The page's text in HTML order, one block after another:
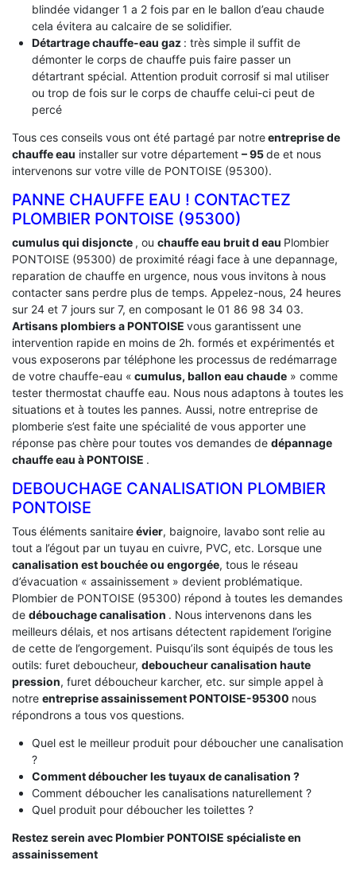
blindée vidanger 1 a 2 fois par en le ballon d’eau chaude
cela évitera au calcaire de se solidifier.
Détartrage chauffe-eau gaz : très simple il suffit de
démonter le corps de chauffe puis faire passer un
détartrant spécial. Attention produit corrosif si mal utiliser
ou trop de fois sur le corps de chauffe celui-ci peut de
percé
Tous ces conseils vous ont été partagé par notreentreprise de
chauffe eau installer sur votre département – 95de et nous
intervenons sur votre ville de PONTOISE (95300).
PANNE CHAUFFE EAU ! CONTACTEZ
PLOMBIER PONTOISE (95300)
cumulus qui disjoncte , ou chauffe eau bruit d eau Plombier
PONTOISE (95300) de proximité réagi face à une depannage,
reparation de chauffe en urgence, nous vous invitons à nous
contacter sans perdre plus de temps. Appelez-nous, 24 heures
sur 24 et 7 jours sur 7, en composant le 01 86 98 34 03.
Artisans plombiers a PONTOISE vous garantissent une
intervention rapide en moins de 2h. formés et expérimentés et
vous exposerons par téléphone les processus de redémarrage
de votre chauffe-eau « cumulus, ballon eau chaude » comme
tester thermostat chauffe eau. Nous nous adaptons à toutes les
situations et à toutes les pannes. Aussi, notre entreprise de
plomberie s’est faite une spécialité de vous apporter une
réponse pas chère pour toutes vos demandes de dépannage
chauffe eau à PONTOISE .
DEBOUCHAGE CANALISATION PLOMBIER
PONTOISE
Tous éléments sanitaireévier, baignoire, lavabo sont relie au
tout a l’égout par un tuyau en cuivre, PVC, etc. Lorsque une
canalisation est bouchée ou engorgée, tous le réseau
d’évacuation « assainissement » devient problématique.
Plombier de PONTOISE (95300) répond à toutes les demandes
de débouchage canalisation . Nous intervenons dans les
meilleurs délais, et nos artisans détectent rapidement l’origine
de cette de l’engorgement. Puisqu’ils sont équipés de tous les
outils: furet deboucheur, deboucheur canalisation haute
pression, furet déboucheur karcher, etc. sur simple appel à
notre entreprise assainissement PONTOISE-95300 nous
répondrons a tous vos questions.
Quel est le meilleur produit pour déboucher une canalisation
?
Comment déboucher les tuyaux de canalisation ?
Comment déboucher les canalisations naturellement ?
Quel produit pour déboucher les toilettes ?
Restez serein avec Plombier PONTOISE spécialiste en
assainissement